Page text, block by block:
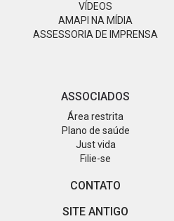
VÍDEOS
AMAPI NA MÍDIA
ASSESSORIA DE IMPRENSA
ASSOCIADOS
Área restrita
Plano de saúde
Just vida
Filie-se
CONTATO
SITE ANTIGO